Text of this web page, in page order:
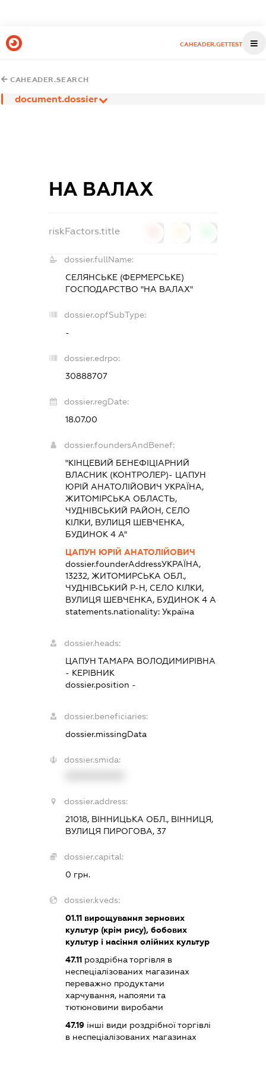
CAHEADER.GETTEST
CAHEADER.SEARCH
document.dossier
НА ВАЛАХ
riskFactors.title
dossier.fullName:
СЕЛЯНСЬКЕ (ФЕРМЕРСЬКЕ)
ГОСПОДАРСТВО "НА ВАЛАХ"
dossier.opfSubType:
-
dossier.edrpo:
30888707
dossier.regDate:
18.07.00
dossier.foundersAndBenef:
"КІНЦЕВИЙ БЕНЕФІЦІАРНИЙ
ВЛАСНИК (КОНТРОЛЕР)- ЦАПУН
ЮРІЙ АНАТОЛІЙОВИЧ УКРАЇНА,
ЖИТОМІРСЬКА ОБЛАСТЬ,
ЧУДНІВСЬКИЙ РАЙОН, СЕЛО
КІЛКИ, ВУЛИЦЯ ШЕВЧЕНКА,
БУДИНОК 4 А"
ЦАПУН ЮРІЙ АНАТОЛІЙОВИЧ
dossier.founderAddressУКРАЇНА,
13232, ЖИТОМИРСЬКА ОБЛ.,
ЧУДНІВСЬКИЙ Р-Н, СЕЛО КІЛКИ,
ВУЛИЦЯ ШЕВЧЕНКА, БУДИНОК 4 А
statements.nationality:Україна
dossier.heads:
ЦАПУН ТАМАРА ВОЛОДИМИРІВНА
- КЕРІВНИК
dossier.position -
dossier.beneficiaries:
dossier.missingData
dossier.smida:
dossier.address:
21018, ВІННИЦЬКА ОБЛ., ВІННИЦЯ,
ВУЛИЦЯ ПИРОГОВА, 37
dossier.capital:
0 грн.
dossier.kveds:
01.11 вирощування зернових
культур (крім рису), бобових
культур і насіння олійних культур
47.11 роздрібна торгівля в
неспеціалізованих магазинах
переважно продуктами
харчування, напоями та
тютюновими виробами
47.19 інші види роздрібної торгівлі
в неспеціалізованих магазинах